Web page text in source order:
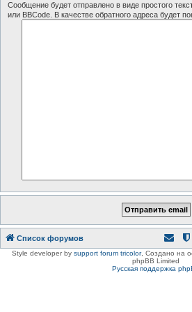
Сообщение будет отправлено в виде простого
или BBCode. В качестве обратного адреса будет
Список форумов
Style developer by support forum tricolor, Создано на
phpBB Limited
Русская поддержка